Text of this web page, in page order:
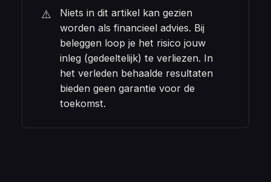
⚠️
Niets in dit artikel kan gezien
worden als financieel advies. Bij
beleggen loop je het risico jouw
inleg (gedeeltelijk) te verliezen. In
het verleden behaalde resultaten
bieden geen garantie voor de
toekomst.